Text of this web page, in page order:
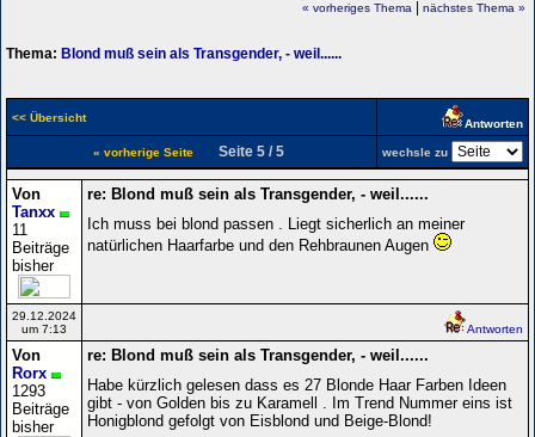
« vorheriges Thema nächstes Thema »
Thema: Blond muß sein als Transgender, - weil......
<< Übersicht Antworten
« vorherige SeiteSeite 5 / 5 wechsle zu
Von
Tanxx
11
Beiträge
bisher
re: Blond muß sein als Transgender, - weil......
Ich muss bei blond passen . Liegt sicherlich an meiner
natürlichen Haarfarbe und den Rehbraunen Augen
29.12.2024
um 7:13
Antworten
Von
Rorx
1293
Beiträge
bisher
re: Blond muß sein als Transgender, - weil......
Habe kürzlich gelesen dass es 27 Blonde Haar Farben Ideen
gibt - von Golden bis zu Karamell . Im Trend Nummer eins ist
Honigblond gefolgt von Eisblond und Beige-Blond!